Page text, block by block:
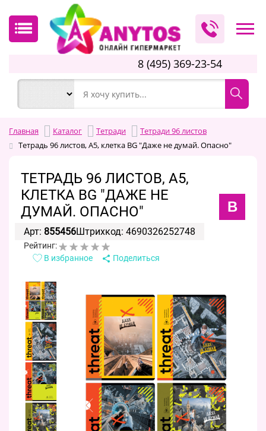
8 (495) 369-23-54
Главная Каталог Тетради
Тетради 96 листов
Тетрадь 96 листов, А5, клетка BG "Даже не думай. Опасно"
ТЕТРАДЬ 96 ЛИСТОВ, А5,
КЛЕТКА BG "ДАЖЕ НЕ
ДУМАЙ. ОПАСНО"
B
Арт: 855456Штрихкод: 4690326252748
Рейтинг:
В избранное
Поделиться